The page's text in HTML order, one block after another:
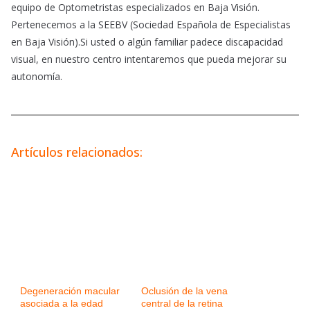
equipo de Optometristas especializados en Baja Visión.
Pertenecemos a la SEEBV (Sociedad Española de Especialistas
en Baja Visión).Si usted o algún familiar padece discapacidad
visual, en nuestro centro intentaremos que pueda mejorar su
autonomía.
Artículos relacionados:
Degeneración macular
asociada a la edad
Oclusión de la vena
central de la retina